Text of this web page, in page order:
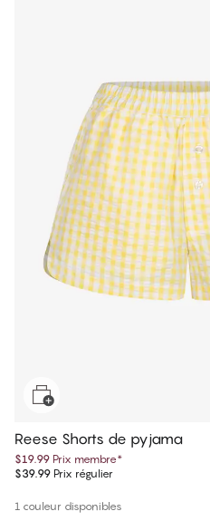
Reese Shorts de pyjama
$19.99 Prix membre*
$39.99 Prix régulier
1 couleur disponibles